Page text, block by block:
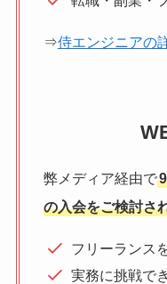
⇒侍エンジニアの
弊メディア経由で
の入会をご検討さ
フリーランス
実務に挑戦で